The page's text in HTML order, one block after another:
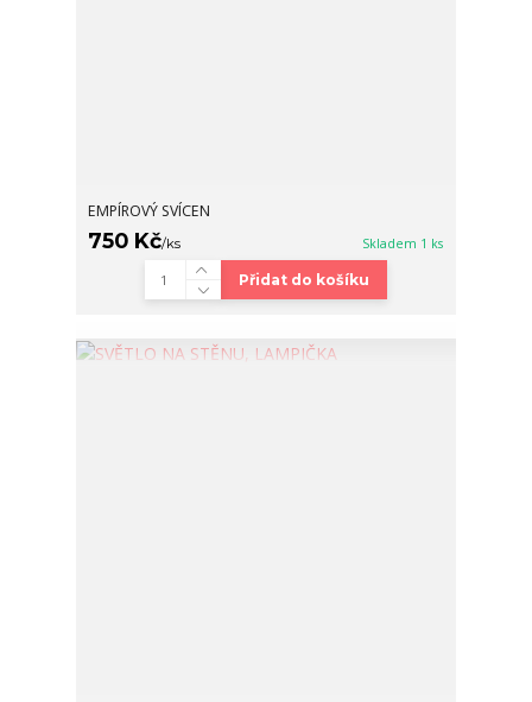
EMPÍROVÝ SVÍCEN
750 Kč/ks Skladem 1 ks
Přidat do košíku